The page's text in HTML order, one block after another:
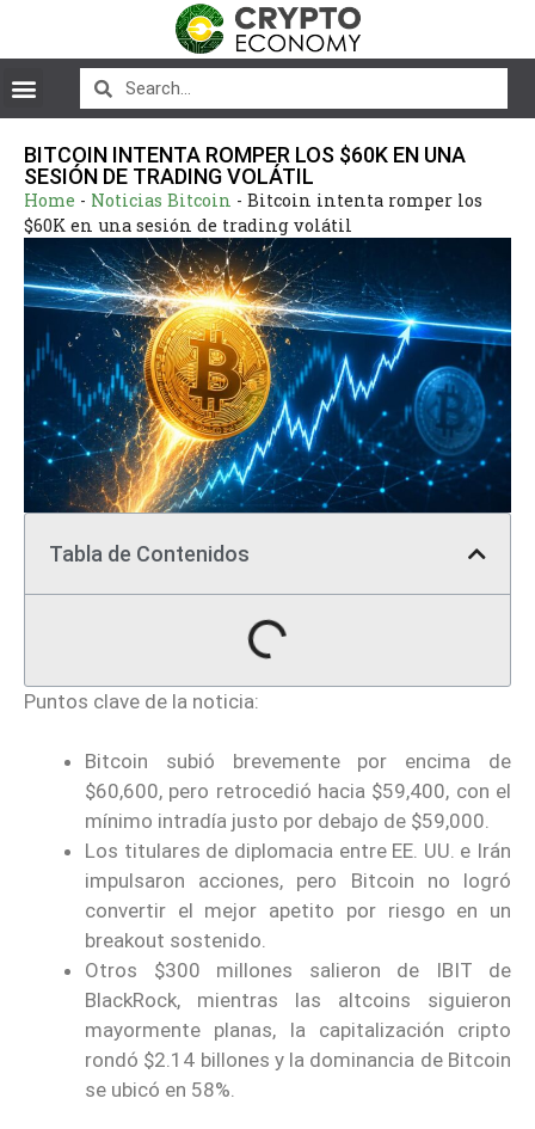
BITCOIN INTENTA ROMPER LOS $60K EN UNA
SESIÓN DE TRADING VOLÁTIL
Home - Noticias Bitcoin - Bitcoin intenta romper los
$60K en una sesión de trading volátil
Tabla de Contenidos
Puntos clave de la noticia:
Bitcoin subió brevemente por encima de
$60,600, pero retrocedió hacia $59,400, con el
mínimo intradía justo por debajo de $59,000.
Los titulares de diplomacia entre EE. UU. e Irán
impulsaron acciones, pero Bitcoin no logró
convertir el mejor apetito por riesgo en un
breakout sostenido.
Otros $300 millones salieron de IBIT de
BlackRock, mientras las altcoins siguieron
mayormente planas, la capitalización cripto
rondó $2.14 billones y la dominancia de Bitcoin
se ubicó en 58%.